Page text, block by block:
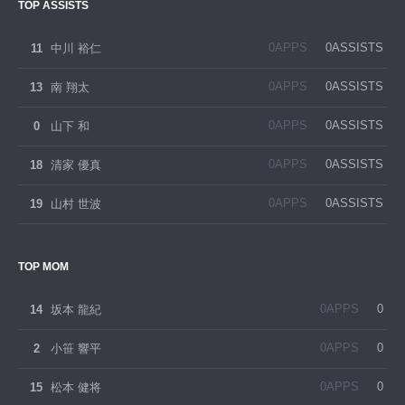
TOP ASSISTS
11 中川 裕仁 0ASSISTS
0APPS
13 南 翔太 0ASSISTS
0APPS
0 山下 和 0ASSISTS
0APPS
18 清家 優真 0ASSISTS
0APPS
19 山村 世波 0ASSISTS
0APPS
TOP MOM
14 坂本 龍紀 0
0APPS
2 小笹 響平 0
0APPS
15 松本 健将 0
0APPS